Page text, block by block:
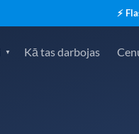
⚡
Kā tas darbojas